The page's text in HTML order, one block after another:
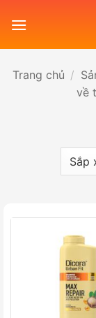
qua
Trang chủ /
về